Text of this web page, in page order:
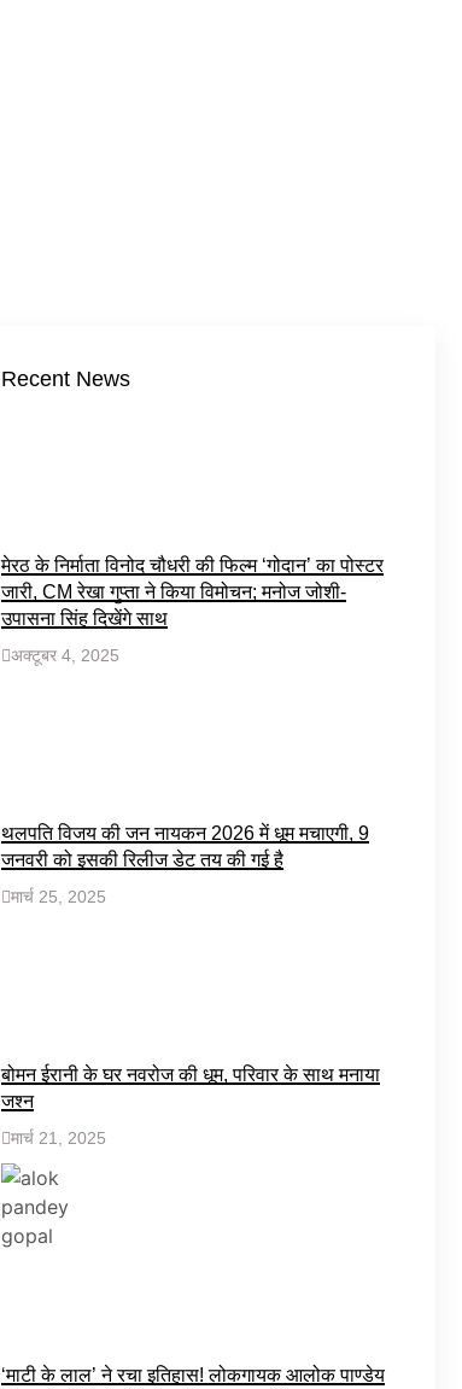
Recent News
मेरठ के निर्माता विनोद चौधरी की फिल्म ‘गोदान’ का पोस्टर
जारी, CM रेखा गुप्ता ने किया विमोचन; मनोज जोशी-
उपासना सिंह दिखेंगे साथ
अक्टूबर 4, 2025
थलपति विजय की जन नायकन 2026 में धूम मचाएगी, 9
जनवरी को इसकी रिलीज डेट तय की गई है
मार्च 25, 2025
बोमन ईरानी के घर नवरोज की धूम, परिवार के साथ मनाया
जश्न
मार्च 21, 2025
‘माटी के लाल’ ने रचा इतिहास! लोकगायक आलोक पाण्डेय